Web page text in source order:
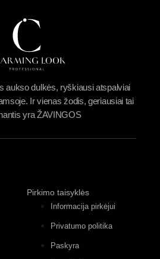
aukso dulkės, ryškiausi atspalviai
Ir vienas žodis, geriausiai tai
yra ŽAVINGOS
Pirkimo taisyklės
Informacija pirkėjui
Privatumo politika
Paskyra